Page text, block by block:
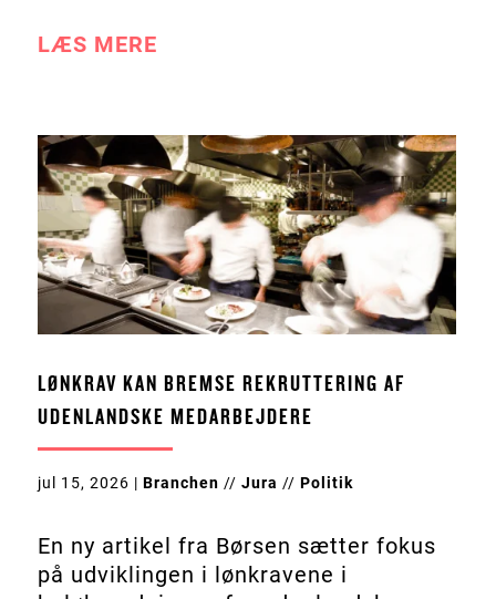
LÆS MERE
LØNKRAV KAN BREMSE REKRUTTERING AF
UDENLANDSKE MEDARBEJDERE
jul 15, 2026 | Branchen // Jura // Politik
En ny artikel fra Børsen sætter fokus
på udviklingen i lønkravene i